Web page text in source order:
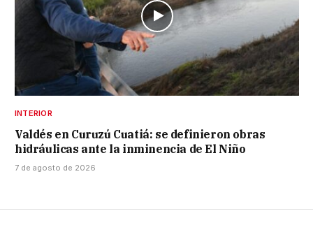
INTERIOR
Valdés en Curuzú Cuatiá: se definieron obras
hidráulicas ante la inminencia de El Niño
7 de agosto de 2026